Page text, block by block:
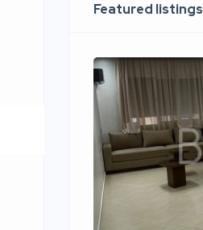
Featured listings